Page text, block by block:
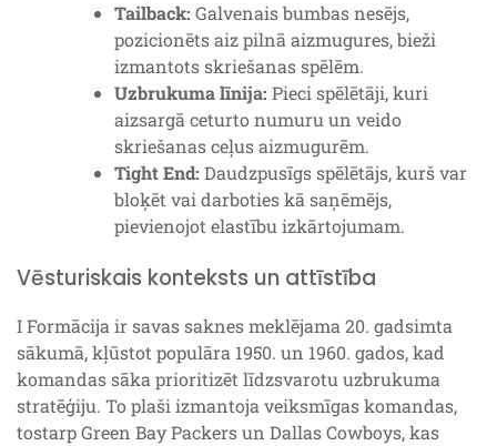
Tailback: Galvenais bumbas nesējs,
pozicionēts aiz pilnā aizmugures, bieži
izmantots skriešanas spēlēm.
Uzbrukuma līnija: Pieci spēlētāji, kuri
aizsargā ceturto numuru un veido
skriešanas ceļus aizmugurēm.
Tight End: Daudzpusīgs spēlētājs, kurš var
bloķēt vai darboties kā saņēmējs,
pievienojot elastību izkārtojumam.
Vēsturiskais konteksts un attīstība
I Formācija ir savas saknes meklējama 20. gadsimta
sākumā, kļūstot populāra 1950. un 1960. gados, kad
komandas sāka prioritizēt līdzsvarotu uzbrukuma
stratēģiju. To plaši izmantoja veiksmīgas komandas,
tostarp Green Bay Packers un Dallas Cowboys, kas